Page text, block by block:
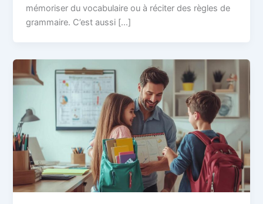
mémoriser du vocabulaire ou à réciter des règles de
grammaire. C’est aussi […]